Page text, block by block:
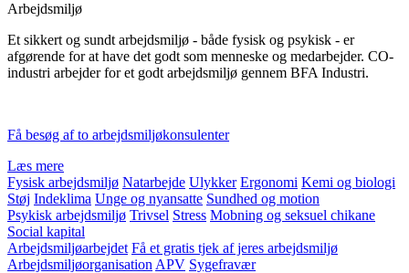
Arbejdsmiljø
Et sikkert og sundt arbejdsmiljø - både fysisk og psykisk - er
afgørende for at have det godt som menneske og medarbejder. CO-
industri arbejder for et godt arbejdsmiljø gennem BFA Industri.
Få besøg af to arbejdsmiljøkonsulenter
Læs mere
Fysisk arbejdsmiljø Natarbejde Ulykker Ergonomi Kemi og biologi
Støj Indeklima Unge og nyansatte Sundhed og motion
Psykisk arbejdsmiljø Trivsel Stress Mobning og seksuel chikane
Social kapital
Arbejdsmiljøarbejdet Få et gratis tjek af jeres arbejdsmiljø
Arbejdsmiljøorganisation APV Sygefravær